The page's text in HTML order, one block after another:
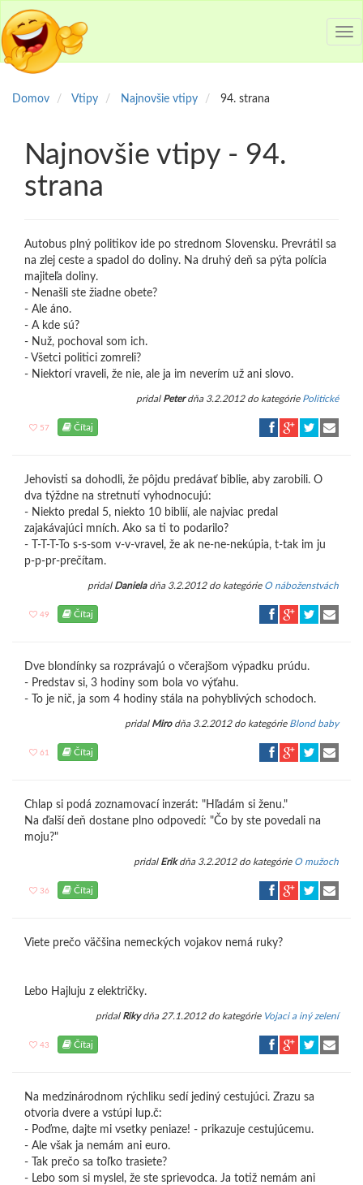
Domov Vtipy Najnovšie vtipy 94. strana
Najnovšie vtipy - 94.
strana
Autobus plný politikov ide po strednom Slovensku. Prevrátil sa
na zlej ceste a spadol do doliny. Na druhý deň sa pýta polícia
majiteľa doliny.
- Nenašli ste žiadne obete?
- Ale áno.
- A kde sú?
- Nuž, pochoval som ich.
- Všetci politici zomreli?
- Niektorí vraveli, že nie, ale ja im neverím už ani slovo.
pridal Peterdňa 3.2.2012 do kategórie Politické
57 Čítaj
Jehovisti sa dohodli, že pôjdu predávať biblie, aby zarobili. O
dva týždne na stretnutí vyhodnocujú:
- Niekto predal 5, niekto 10 biblií, ale najviac predal
zajakávajúci mních. Ako sa ti to podarilo?
- T-T-T-To s-s-som v-v-vravel, že ak ne-ne-nekúpia, t-tak im ju
p-p-pr-prečítam.
pridal Danieladňa 3.2.2012 do kategórie O náboženstvách
49 Čítaj
Dve blondínky sa rozprávajú o včerajšom výpadku prúdu.
- Predstav si, 3 hodiny som bola vo výťahu.
- To je nič, ja som 4 hodiny stála na pohyblivých schodoch.
pridal Mirodňa 3.2.2012 do kategórie Blond baby
61 Čítaj
Chlap si podá zoznamovací inzerát: "Hľadám si ženu."
Na ďalší deň dostane plno odpovedí: "Čo by ste povedali na
moju?"
pridal Erikdňa 3.2.2012 do kategórie O mužoch
36 Čítaj
Viete prečo väčšina nemeckých vojakov nemá ruky?
Lebo Hajluju z električky.
pridal Rikydňa 27.1.2012 do kategórie Vojaci a iný zelení
43 Čítaj
Na medzinárodnom rýchliku sedí jediný cestujúci. Zrazu sa
otvoria dvere a vstúpi lup.č:
- Poďme, dajte mi vsetky peniaze! - prikazuje cestujúcemu.
- Ale však ja nemám ani euro.
- Tak prečo sa toľko trasiete?
- Lebo som si myslel, že ste sprievodca. Ja totiž nemám ani